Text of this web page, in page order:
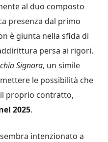
al duo composto
presenza dal primo
è giunta nella sfida di
persa ai rigori.
Signora, un simile
le possibilità che
proprio contratto,
2025.
intenzionato a